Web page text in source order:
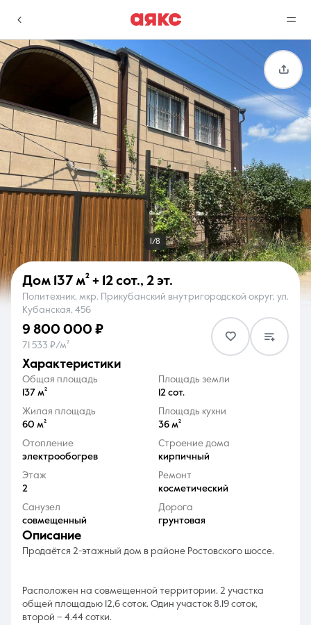
г. Краснодар
Избранное
0 объявлений
Сравнение
0 объявлений
Недвижимость Услуги
О компании Контакты
8 (861) 297-00-00
Ежедневно с 08:30 до 20:00
1/8
Дом 137 м² + 12 сот., 2 эт.
Политехник, мкр. Прикубанский внутригородской округ, ул.
Кубанская, 456
9 800 000 ₽
71 533 ₽/м²
характеристики
Общая площадь
137 м²
Площадь земли
12 сот.
Жилая площадь
60 м²
Площадь кухни
36 м²
Отопление
электрообогрев
Строение дома
кирпичный
Этаж
2
Ремонт
косметический
Санузел
совмещенный
Дорога
грунтовая
описание
Продаётся 2-этажный дом в районе Ростовского шоссе.
Расположен на совмещенной территории. 2 участка
общей площадью 12,6 соток. Один участок 8.19 соток,
второй – 4.44 сотки.